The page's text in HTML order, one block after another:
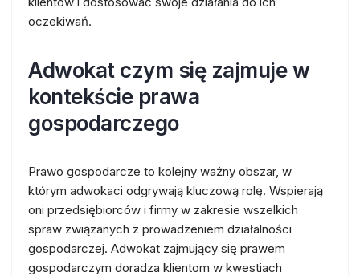
oczekiwań.
Adwokat czym się zajmuje w
kontekście prawa
gospodarczego
Prawo gospodarcze to kolejny ważny obszar, w
którym adwokaci odgrywają kluczową rolę. Wspierają
oni przedsiębiorców i firmy w zakresie wszelkich
spraw związanych z prowadzeniem działalności
gospodarczej. Adwokat zajmujący się prawem
gospodarczym doradza klientom w kwestiach